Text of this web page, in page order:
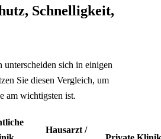
Schnelligkeit,
sich in einigen
Sie diesen Vergleich, um
am wichtigsten ist.
Hausarzt /